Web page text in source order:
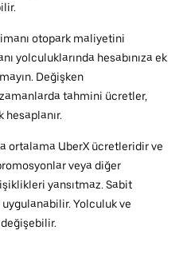
otopark maliyetini
yolculuklarında hesabınıza ek
Değişken
zamanlarda tahmini ücretler,
ortalama UberX ücretleridir ve
veya diğer
yansıtmaz. Sabit
Yolculuk ve